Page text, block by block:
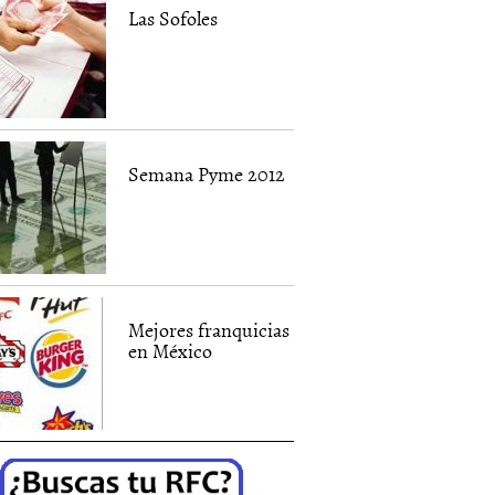
Las Sofoles
Semana Pyme 2012
Mejores franquicias
en México